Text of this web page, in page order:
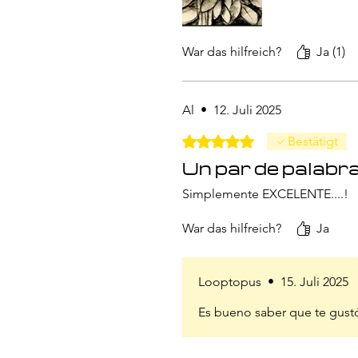
War das hilfreich? Ja (1)
Al • 12. Juli 2025
Mit 5 von 5 Sternen bewertet.
Bestätigt
Un par de
Simplemente EXCELENTE....!
War das hilfreich? Ja
Looptopus • 15. Juli 2025
Es bueno saber que te